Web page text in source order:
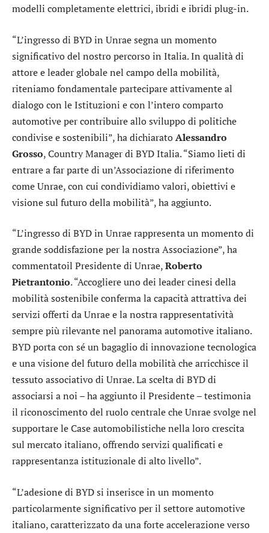
modelli completamente elettrici, ibridi e ibridi plug-in.
“L’ingresso di BYD in Unrae segna un momento
significativo del nostro percorso in Italia. In qualità di
attore e leader globale nel campo della mobilità,
riteniamo fondamentale partecipare attivamente al
dialogo con le Istituzioni e con l’intero comparto
automotive per contribuire allo sviluppo di politiche
condivise e sostenibili”, ha dichiaratoAlessandro
Grosso, Country Manager di BYD Italia. “Siamo lieti di
entrare a far parte di un’Associazione di riferimento
come Unrae, con cui condividiamo valori, obiettivi e
visione sul futuro della mobilità”, ha aggiunto.
“L’ingresso di BYD in Unrae rappresenta un momento di
grande soddisfazione per la nostra Associazione”, ha
commentatoil Presidente di Unrae,Roberto
Pietrantonio. “Accogliere uno dei leader cinesi della
mobilità sostenibile conferma la capacità attrattiva dei
servizi offerti da Unrae e la nostra rappresentatività
sempre più rilevante nel panorama automotive italiano.
BYD porta con sé un bagaglio di innovazione tecnologica
e una visione del futuro della mobilità che arricchisce il
tessuto associativo di Unrae. La scelta di BYD di
associarsi a noi – ha aggiunto il Presidente – testimonia
il riconoscimento del ruolo centrale che Unrae svolge nel
supportare le Case automobilistiche nella loro crescita
sul mercato italiano, offrendo servizi qualificati e
rappresentanza istituzionale di alto livello”.
“L’adesione di BYD si inserisce in un momento
particolarmente significativo per il settore automotive
italiano, caratterizzato da una forte accelerazione verso